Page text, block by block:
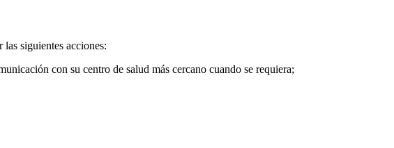
siguientes acciones:
con su centro de salud más cercano cuando se requiera;